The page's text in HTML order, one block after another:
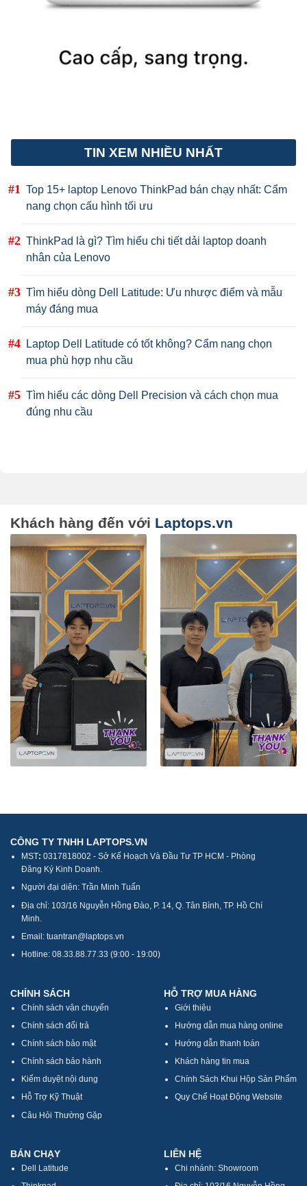
TIN XEM NHIỀU NHẤT
Top 15+ laptop Lenovo ThinkPad bán chạy nhất: Cẩm
nang chọn cấu hình tối ưu
ThinkPad là gì? Tìm hiểu chi tiết dải laptop doanh
nhân của Lenovo
Tìm hiểu dòng Dell Latitude: Ưu nhược điểm và mẫu
máy đáng mua
Laptop Dell Latitude có tốt không? Cẩm nang chọn
mua phù hợp nhu cầu
Tìm hiểu các dòng Dell Precision và cách chọn mua
đúng nhu cầu
Khách hàng đến với Laptops.vn
CÔNG TY TNHH LAPTOPS.VN
MST: 0317818002 - Sở Kế Hoạch Và Đầu Tư TP HCM - Phòng
Đăng Ký Kinh Doanh.
Người đại diện: Trần Minh Tuấn
Địa chỉ: 103/16 Nguyễn Hồng Đào, P. 14, Q. Tân Bình, TP. Hồ Chí
Minh.
Email: tuantran@laptops.vn
Hotline: 08.33.88.77.33 (9:00 - 19:00)
CHÍNH SÁCH
Chính sách vận chuyển
Chính sách đổi trả
Chính sách bảo mật
Chính sách bảo hành
Kiểm duyệt nội dung
Hỗ Trợ Kỹ Thuật
Câu Hỏi Thường Gặp
HỖ TRỢ MUA HÀNG
Giới thiệu
Hướng dẫn mua hàng online
Hướng dẫn thanh toán
Khách hàng tin mua
Chính Sách Khui Hộp Sản Phẩm
Quy Chế Hoạt Động Website
BÁN CHẠY
Dell Latitude
LIÊN HỆ
Chi nhánh: Showroom